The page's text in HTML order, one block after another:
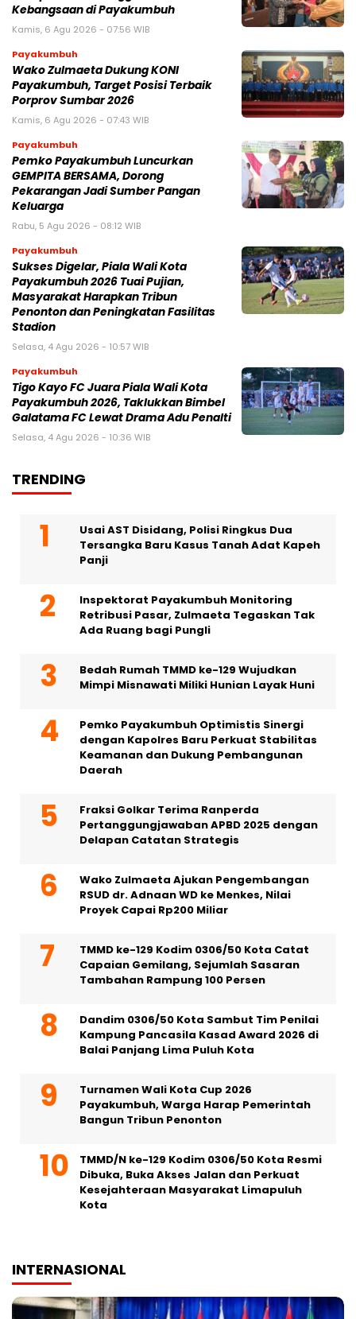
Kebangsaan di Payakumbuh
Kamis, 6 Agu 2026 - 07:56 WIB
Payakumbuh
Wako Zulmaeta Dukung KONI
Payakumbuh, Target Posisi Terbaik
Porprov Sumbar 2026
Kamis, 6 Agu 2026 - 07:43 WIB
Payakumbuh
Pemko Payakumbuh Luncurkan
GEMPITA BERSAMA, Dorong
Pekarangan Jadi Sumber Pangan
Keluarga
Rabu, 5 Agu 2026 - 08:12 WIB
Payakumbuh
Sukses Digelar, Piala Wali Kota
Payakumbuh 2026 Tuai Pujian,
Masyarakat Harapkan Tribun
Penonton dan Peningkatan Fasilitas
Stadion
Selasa, 4 Agu 2026 - 10:57 WIB
Payakumbuh
Tigo Kayo FC Juara Piala Wali Kota
Payakumbuh 2026, Taklukkan Bimbel
Galatama FC Lewat Drama Adu Penalti
Selasa, 4 Agu 2026 - 10:36 WIB
TRENDING
Usai AST Disidang, Polisi Ringkus Dua
Tersangka Baru Kasus Tanah Adat Kapeh
Panji
Inspektorat Payakumbuh Monitoring
Retribusi Pasar, Zulmaeta Tegaskan Tak
Ada Ruang bagi Pungli
Bedah Rumah TMMD ke-129 Wujudkan
Mimpi Misnawati Miliki Hunian Layak Huni
Pemko Payakumbuh Optimistis Sinergi
dengan Kapolres Baru Perkuat Stabilitas
Keamanan dan Dukung Pembangunan
Daerah
Fraksi Golkar Terima Ranperda
Pertanggungjawaban APBD 2025 dengan
Delapan Catatan Strategis
Wako Zulmaeta Ajukan Pengembangan
RSUD dr. Adnaan WD ke Menkes, Nilai
Proyek Capai Rp200 Miliar
TMMD ke-129 Kodim 0306/50 Kota Catat
Capaian Gemilang, Sejumlah Sasaran
Tambahan Rampung 100 Persen
Dandim 0306/50 Kota Sambut Tim Penilai
Kampung Pancasila Kasad Award 2026 di
Balai Panjang Lima Puluh Kota
Turnamen Wali Kota Cup 2026
Payakumbuh, Warga Harap Pemerintah
Bangun Tribun Penonton
TMMD/N ke-129 Kodim 0306/50 Kota Resmi
Dibuka, Buka Akses Jalan dan Perkuat
Kesejahteraan Masyarakat Limapuluh
Kota
INTERNASIONAL